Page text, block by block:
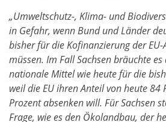
„Umweltschutz-, Klima- und
in Gefahr, wenn Bund und Länder
bisher für die Kofinanzierung der
müssen. Im Fall Sachsen bräuchte
nationale Mittel wie heute für die
weil die EU ihren Anteil von heute
Prozent absenken will. Für Sachsen
Frage, wie es den Ökolandbau, der